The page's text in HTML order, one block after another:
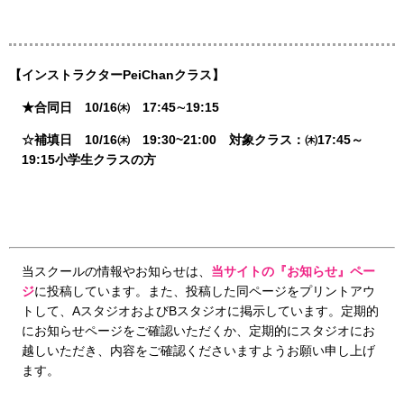
【インストラクターPeiChanクラス】
★合同日 10/16㈭ 17:45∼19:15
☆補填日 10/16㈭ 19:30~21:00 対象クラス：㈭17:45～
19:15小学生クラスの方
当スクールの情報やお知らせは、 当サイトの『お知らせ』ペー
ジに投稿しています。また、投稿した同ページをプリントアウ
トして、AスタジオおよびBスタジオに掲示しています。定期的
にお知らせページをご確認いただくか、定期的にスタジオにお
越しいただき、内容をご確認くださいますようお願い申し上げ
ます。